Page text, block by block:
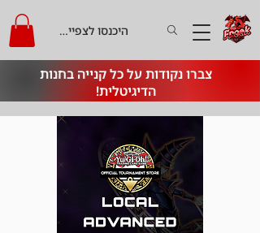
צברו נקודות על כל קנייה בחנות
הדיגיטלית!
היכנסו לצפייה בקרדיט